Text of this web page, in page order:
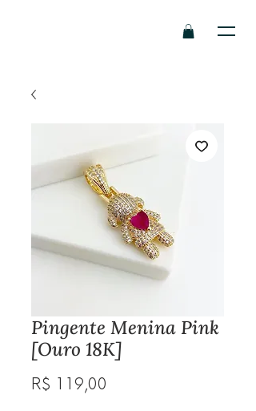
Pingente Menina Pink
[Ouro 18K]
R$ 119,00